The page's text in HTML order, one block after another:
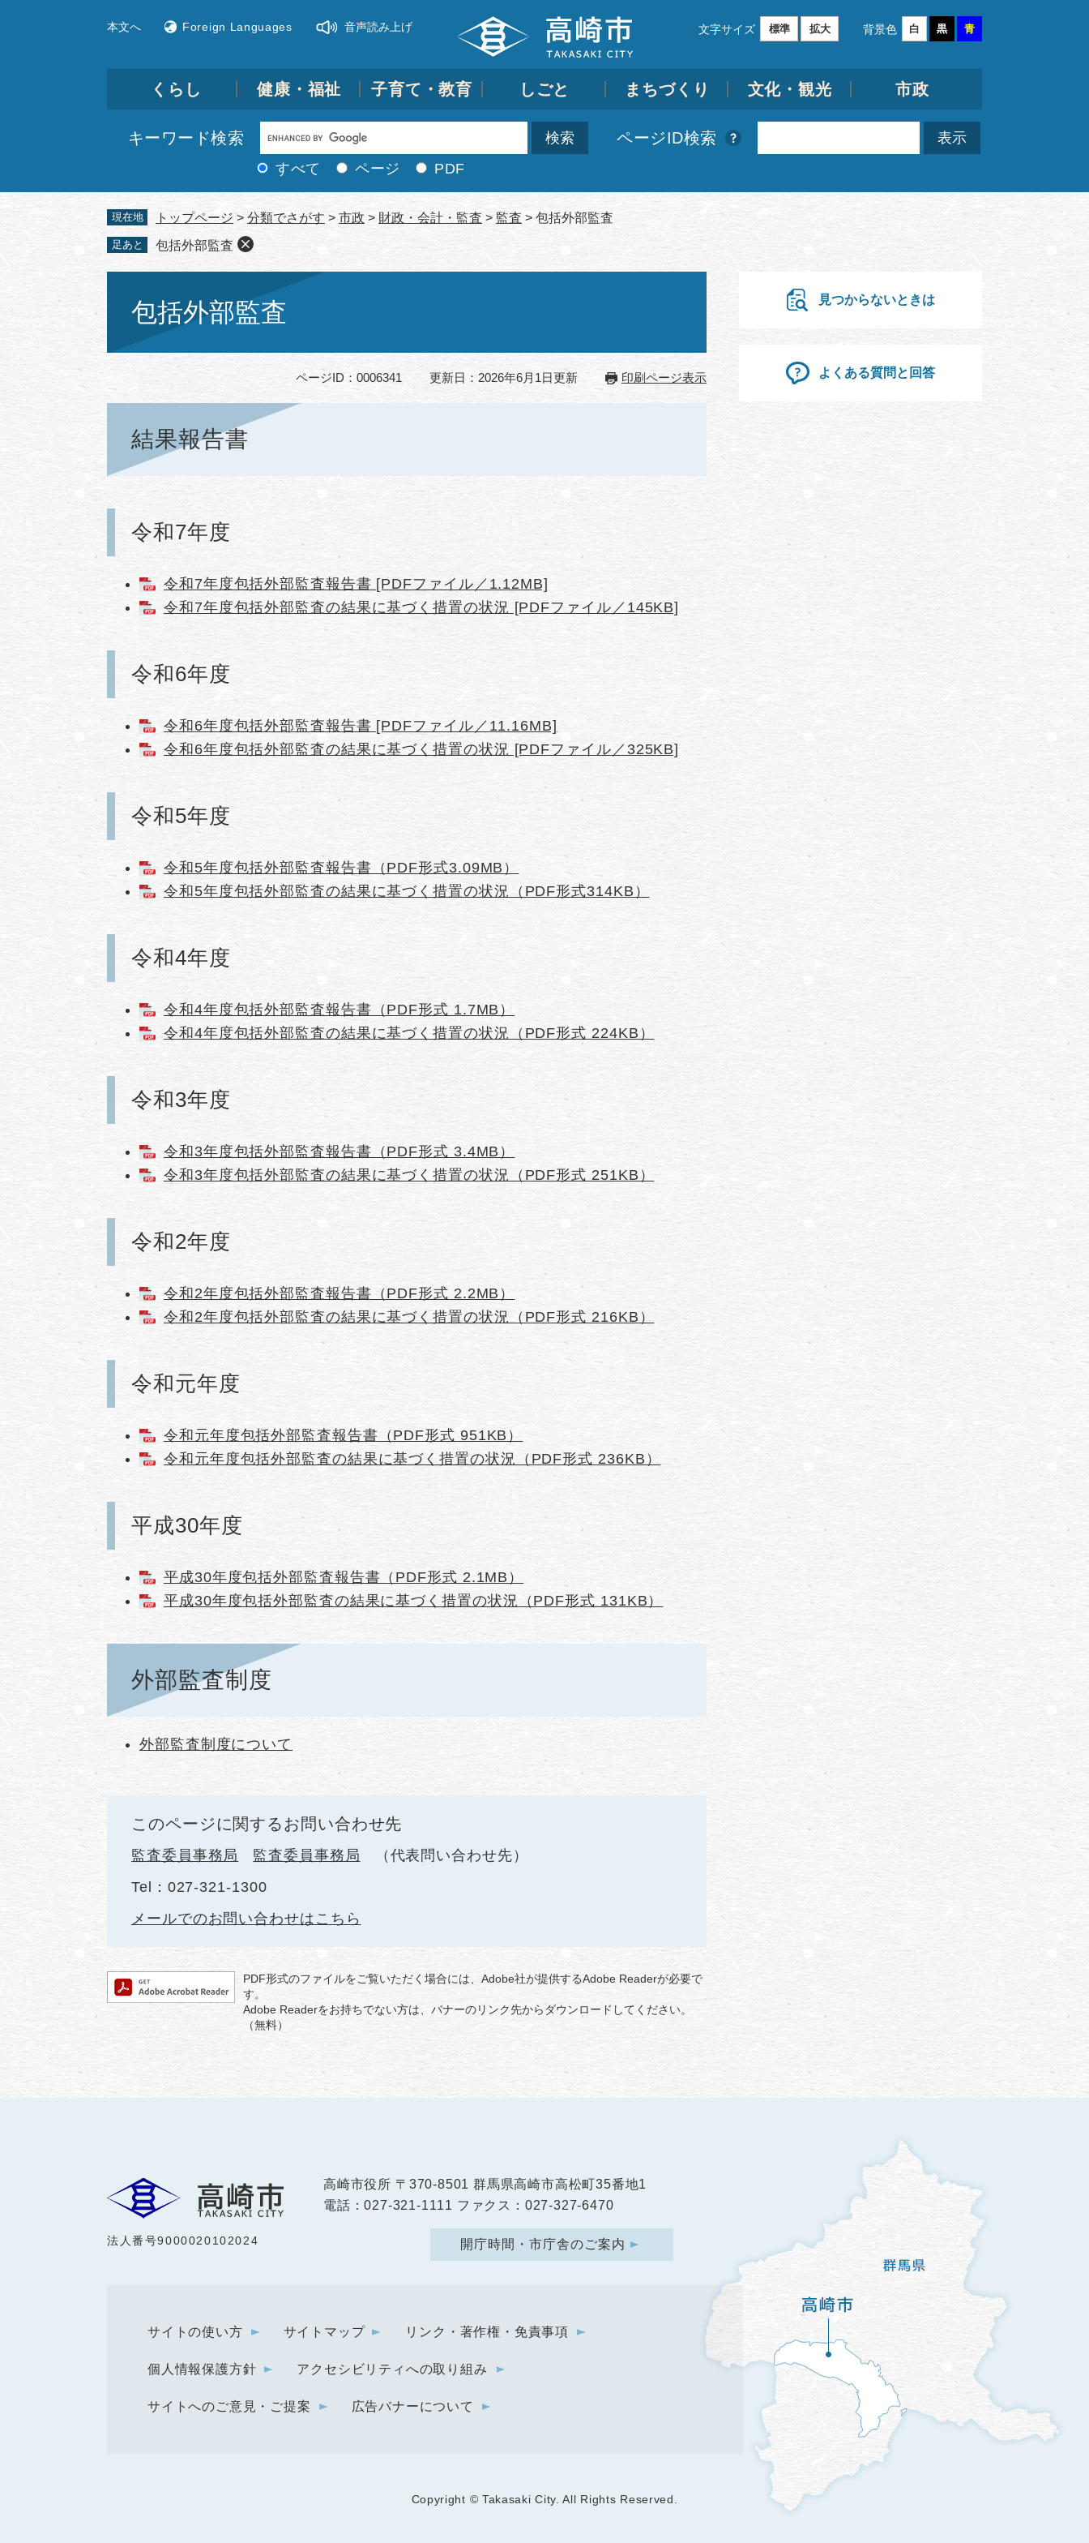
本文へ Foreign Languages 音声読み上げ 文字サイズ 標準 拡大 背景色 白 黒 青
くらし 健康・福祉 子育て・教育 しごと まちづくり 文化・観光 市政
キーワード検索
Google
カ
すべて ページ PDF
ページID検索
現在地 トップページ > 分類でさがす > 市政 > 財政・会計・監査 > 監査 > 包括外部監査
足あと 包括外部監査
包括外部監査
ページID：0006341 更新日：2026年6月1日更新 印刷ページ表示
結果報告書
令和7年度
令和7年度包括外部監査報告書 [PDFファイル／1.12MB]
令和7年度包括外部監査の結果に基づく措置の状況 [PDFファイル／145KB]
令和6年度
令和6年度包括外部監査報告書 [PDFファイル／11.16MB]
令和6年度包括外部監査の結果に基づく措置の状況 [PDFファイル／325KB]
令和5年度
令和5年度包括外部監査報告書（PDF形式3.09MB）
令和5年度包括外部監査の結果に基づく措置の状況（PDF形式314KB）
令和4年度
令和4年度包括外部監査報告書（PDF形式 1.7MB）
令和4年度包括外部監査の結果に基づく措置の状況（PDF形式 224KB）
令和3年度
令和3年度包括外部監査報告書（PDF形式 3.4MB）
令和3年度包括外部監査の結果に基づく措置の状況（PDF形式 251KB）
令和2年度
令和2年度包括外部監査報告書（PDF形式 2.2MB）
令和2年度包括外部監査の結果に基づく措置の状況（PDF形式 216KB）
令和元年度
令和元年度包括外部監査報告書（PDF形式 951KB）
令和元年度包括外部監査の結果に基づく措置の状況（PDF形式 236KB）
平成30年度
平成30年度包括外部監査報告書（PDF形式 2.1MB）
平成30年度包括外部監査の結果に基づく措置の状況（PDF形式 131KB）
外部監査制度
外部監査制度について
このページに関するお問い合わせ先
監査委員事務局 監査委員事務局
代表問い合わせ先
Tel：027-321-1300
メールでのお問い合わせはこちら
PDF形式のファイルをご覧いただく場合には、Adobe社が提供するAdobe Readerが必要で
す。
Adobe Readerをお持ちでない方は、バナーのリンク先からダウンロードしてください。
（無料）
見つからないときは
よくある質問と回答
法人番号9000020102024
高崎市役所 〒370-8501 群馬県高崎市高松町35番地1
電話：027-321-1111 ファクス：027-327-6470
開庁時間・市庁舎のご案内
サイトの使い方 サイトマップ リンク・著作権・免責事項
個人情報保護方針 アクセシビリティへの取り組み
サイトへのご意見・ご提案 広告バナーについて
Copyright © Takasaki City. All Rights Reserved.